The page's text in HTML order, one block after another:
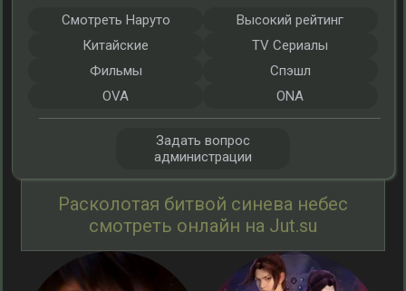
Расколотая битвой синева небес
смотреть онлайн на Jut.su
Смотреть Наруто
Высокий рейтинг
Китайские
TV Сериалы
Фильмы
Спэшл
OVA
ONA
Задать вопрос
администрации